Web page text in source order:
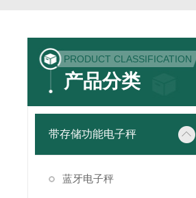
PRODUCT CLASSIFICATION
产品分类
带存储功能电子秤
蓝牙电子秤